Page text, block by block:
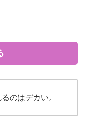
のはデカい。